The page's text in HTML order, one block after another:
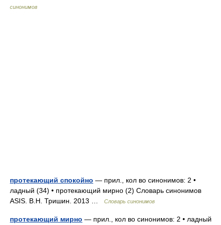
синонимов
протекающий спокойно — прил., кол во синонимов: 2 •
ладный (34) • протекающий мирно (2) Словарь синонимов
ASIS. В.Н. Тришин. 2013 …
Словарь синонимов
протекающий мирно — прил., кол во синонимов: 2 • ладный